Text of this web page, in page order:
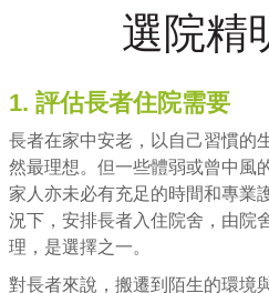
選院精
1. 評估長者住院需要
長者在家中安老，以自己習慣的
然最理想。但一些體弱或曾中風
家人亦未必有充足的時間和專業
況下，安排長者入住院舍，由院
理，是選擇之一。
對長者來說，搬遷到陌生的環境